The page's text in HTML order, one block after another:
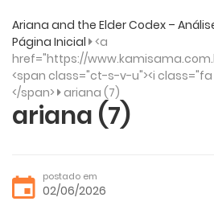
Ariana and the Elder Codex –
Página Inicial <a
href="https://
<span class="ct-s-v-u"><i
</span> ariana (7)
ariana (7)
postado em
02/06/2026